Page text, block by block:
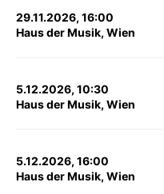
29.11.2026, 16:00
Haus der Musik, Wien
5.12.2026, 10:30
Haus der Musik, Wien
5.12.2026, 16:00
Haus der Musik, Wien